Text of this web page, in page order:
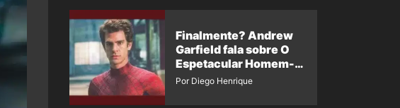
Finalmente? Andrew
Garfield fala sobre O
Espetacular Homem-
Aranha 3
Por Diego Henrique